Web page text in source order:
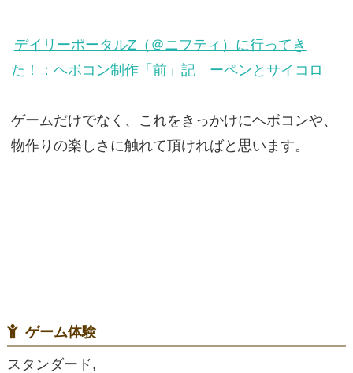
デイリーポータルZ（＠ニフティ）に行ってき
た！：ヘボコン制作「前」記 ーペンとサイコロ
ゲームだけでなく、これをきっかけにヘボコンや、
物作りの楽しさに触れて頂ければと思います。
ゲーム体験
スタンダード,